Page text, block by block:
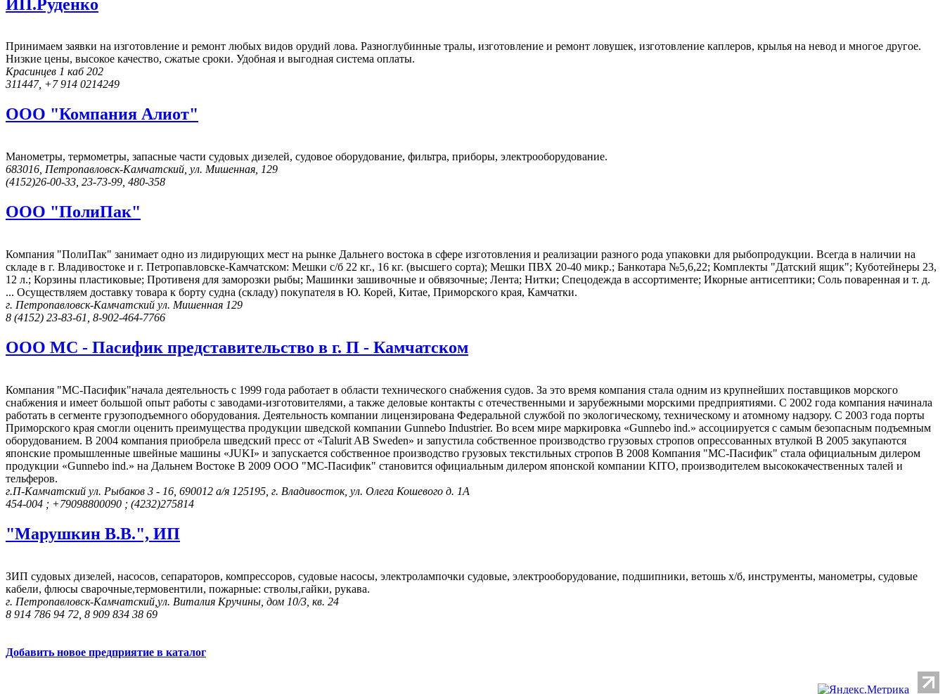
ИП.Руденко
Принимаем заявки на изготовление и ремонт любых видов орудий лова. Разноглубинные тралы, изготовление и ремонт ловушек, изготовление каплеров, крылья на невод и многое другое.
Низкие цены, высокое качество, сжатые сроки. Удобная и выгодная система оплаты.
Красинцев 1 каб 202
311447, +7 914 0214249
ООО "Компания Алиот"
Манометры, термометры, запасные части судовых дизелей, судовое оборудование, фильтра, приборы, электрооборудование.
683016, Петропавловск-Камчатский, ул. Мишенная, 129
(4152)26-00-33, 23-73-99, 480-358
ООО "ПолиПак"
Компания "ПолиПак" занимает одно из лидирующих мест на рынке Дальнего востока в сфере изготовления и реализации разного рода упаковки для рыбопродукции. Всегда в наличии на
складе в г. Владивостоке и г. Петропавловске-Камчатском: Мешки с/б 22 кг., 16 кг. (высшего сорта); Мешки ПВХ 20-40 микр.; Банкотара №5,6,22; Комплекты "Датский ящик"; Куботейнеры 23,
12 л.; Корзины пластиковые; Противеня для заморозки рыбы; Машинки зашивочные и обвязочные; Лента; Нитки; Спецодежда в ассортименте; Икорные антисептики; Соль поваренная и т. д.
... Осуществляем доставку товара к борту судна (складу) покупателя в Ю. Корей, Китае, Приморского края, Камчатки.
г. Петропавловск-Камчатский ул. Мишенная 129
8 (4152) 23-83-61, 8-902-464-7766
ООО МС - Пасифик представительство в г. П - Камчатском
Компания "МС-Пасифик"начала деятельность с 1999 года работает в области технического снабжения судов. За это время компания стала одним из крупнейших поставщиков морского
снабжения и имеет большой опыт работы с заводами-изготовителями, а также деловые контакты с отечественными и зарубежными морскими предприятиями. С 2002 года компания начинала
работать в сегменте грузоподъемного оборудования. Деятельность компании лицензирована Федеральной службой по экологическому, техническому и атомному надзору. С 2003 года порты
Приморского края смогли оценить преимущества продукции шведской компании Gunnebo Industrier. Во всем мире маркировка «Gunnebo ind.» ассоциируется с самым безопасным подъемным
оборудованием. В 2004 компания приобрела шведский пресс от «Talurit AB Sweden» и запустила собственное производство грузовых стропов опрессованных втулкой В 2005 закупаются
японские промышленные швейные машины «JUKI» и запускается собственное производство грузовых текстильных стропов В 2008 Компания "МС-Пасифик" стала официальным дилером
продукции «Gunnebo ind.» на Дальнем Востоке В 2009 ООО "МС-Пасифик" становится официальным дилером японской компании KITO, производителем высококачественных талей и
тельферов.
г.П-Камчатский ул. Рыбаков 3 - 16, 690012 а/я 125195, г. Владивосток, ул. Олега Кошевого д. 1А
454-004 ; +79098800090 ; (4232)275814
"Марушкин В.В.", ИП
ЗИП судовых дизелей, насосов, сепараторов, компрессоров, судовые насосы, электролампочки судовые, электрооборудование, подшипники, ветошь х/б, инструменты, манометры, судовые
кабели, флюсы сварочные,термовентили, пожарные: стволы,гайки, рукава.
г. Петропавловск-Камчатский,ул. Виталия Кручины, дом 10/3, кв. 24
8 914 786 94 72, 8 909 834 38 69
Добавить новое предприятие в каталог